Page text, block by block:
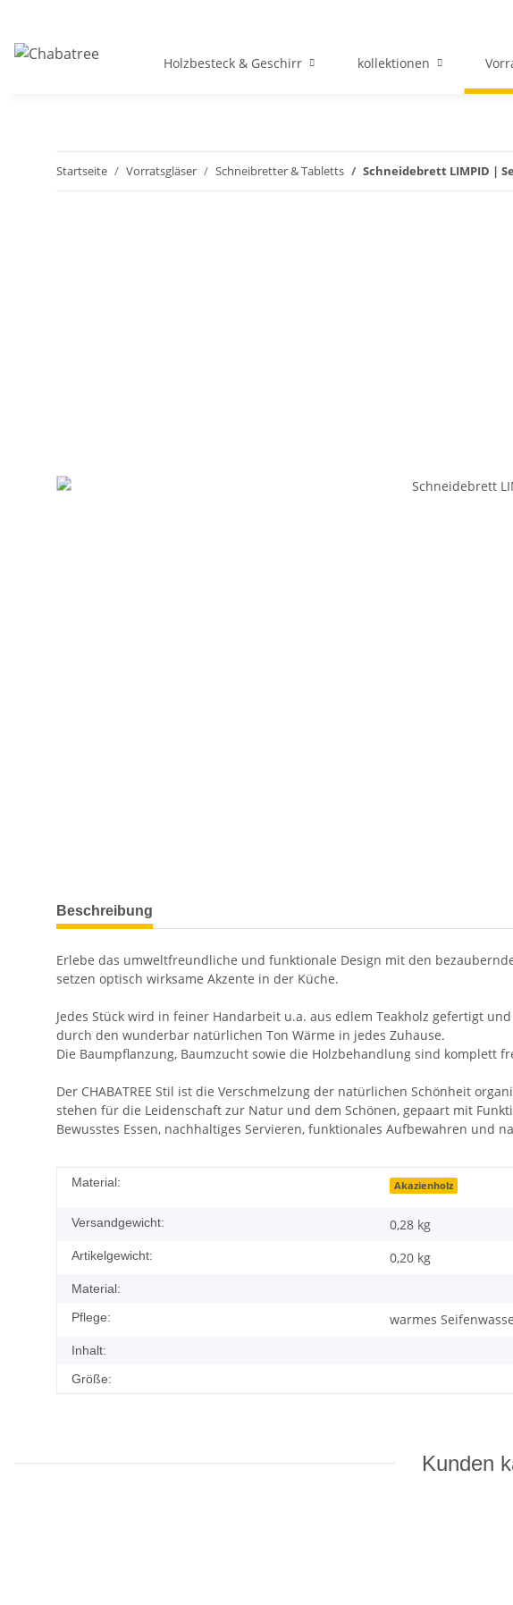
Holzbesteck & Geschirr kollektionen
Startseite Vorratsgläser Schneibretter & Tabletts Schneidebrett LIMPID |
Beschreibung
Erlebe das umweltfreundliche und funktionale Design mit den
setzen optisch wirksame Akzente in der Küche.
Jedes Stück wird in feiner Handarbeit u.a. aus edlem Teakholz gefertigt
durch den wunderbar natürlichen Ton Wärme in jedes Zuhause.
Die Baumpflanzung, Baumzucht sowie die Holzbehandlung sind
Der CHABATREE Stil ist die Verschmelzung der natürlichen Schönheit
stehen für die Leidenschaft zur Natur und dem Schönen, gepaart mit
Bewusstes Essen, nachhaltiges Servieren, funktionales Aufbewahren und
Material: Akazienholz
Versandgewicht: 0,28 kg
Artikelgewicht: 0,20 kg
Material:
Pflege:
warmes
Inhalt:
Größe:
Kunden